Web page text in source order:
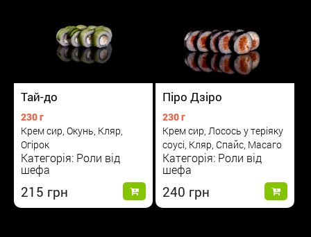
Тай-до
230 г
Крем сир, Окунь, Кляр,
Огірок
Категорія: Роли від
шефа
215
Піро Дзіро
230 г
Крем сир, Лосось у теріяку
соусі, Кляр, Спайс, Масаго
Категорія: Роли від
шефа
240